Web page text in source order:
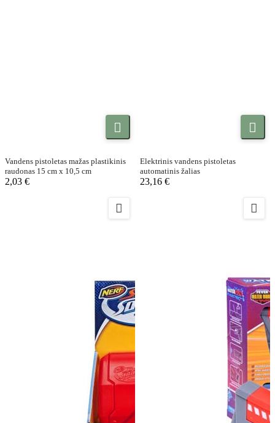

Vandens pistoletas mažas plastikinis
raudonas 15 cm x 10,5 cm
2,03 €

Elektrinis vandens pistoletas
automatinis žalias
23,16 €
 